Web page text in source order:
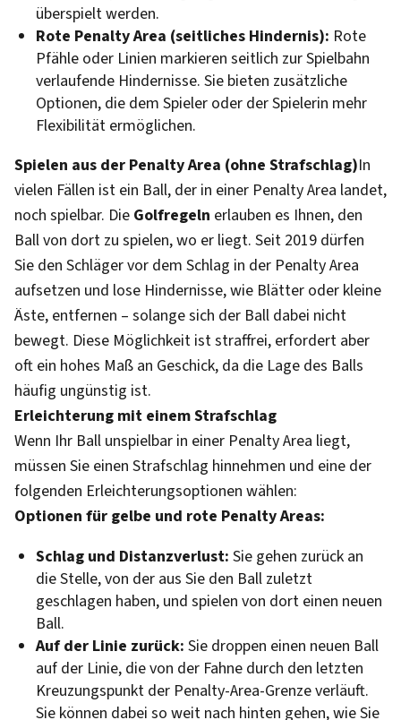
überspielt werden.
Rote Penalty Area (seitliches Hindernis): Rote
Pfähle oder Linien markieren seitlich zur Spielbahn
verlaufende Hindernisse. Sie bieten zusätzliche
Optionen, die dem Spieler oder der Spielerin mehr
Flexibilität ermöglichen.
Spielen aus der Penalty Area (ohne Strafschlag)In
vielen Fällen ist ein Ball, der in einer Penalty Area landet,
noch spielbar. Die Golfregeln erlauben es Ihnen, den
Ball von dort zu spielen, wo er liegt. Seit 2019 dürfen
Sie den Schläger vor dem Schlag in der Penalty Area
aufsetzen und lose Hindernisse, wie Blätter oder kleine
Äste, entfernen – solange sich der Ball dabei nicht
bewegt. Diese Möglichkeit ist straffrei, erfordert aber
oft ein hohes Maß an Geschick, da die Lage des Balls
häufig ungünstig ist.
Erleichterung mit einem Strafschlag
Wenn Ihr Ball unspielbar in einer Penalty Area liegt,
müssen Sie einen Strafschlag hinnehmen und eine der
folgenden Erleichterungsoptionen wählen:
Optionen für gelbe und rote Penalty Areas:
Schlag und Distanzverlust: Sie gehen zurück an
die Stelle, von der aus Sie den Ball zuletzt
geschlagen haben, und spielen von dort einen neuen
Ball.
Auf der Linie zurück: Sie droppen einen neuen Ball
auf der Linie, die von der Fahne durch den letzten
Kreuzungspunkt der Penalty-Area-Grenze verläuft.
Sie können dabei so weit nach hinten gehen, wie Sie